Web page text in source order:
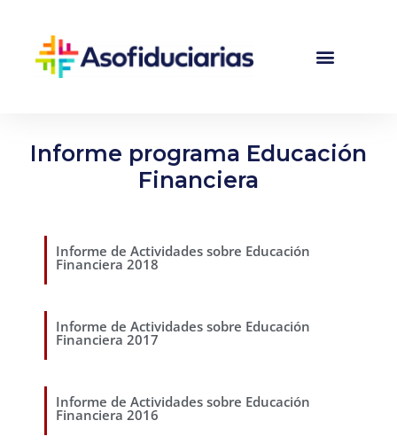
Informe programa Educación
Financiera
Informe de Actividades sobre Educación
Financiera 2018
Informe de Actividades sobre Educación
Financiera 2017
Informe de Actividades sobre Educación
Financiera 2016